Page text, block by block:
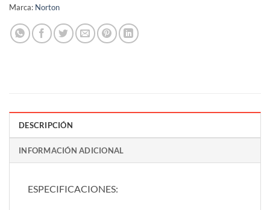
Marca: Norton
DESCRIPCIÓN
INFORMACIÓN ADICIONAL
ESPECIFICACIONES: